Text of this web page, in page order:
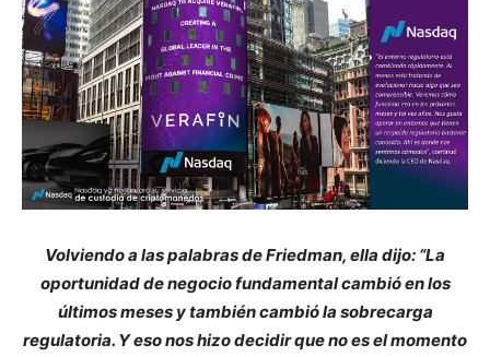
Volviendo a las palabras de Friedman, ella dijo: “La
oportunidad de negocio fundamental cambió en los
últimos meses y también cambió la sobrecarga
regulatoria. Y eso nos hizo decidir que no es el momento